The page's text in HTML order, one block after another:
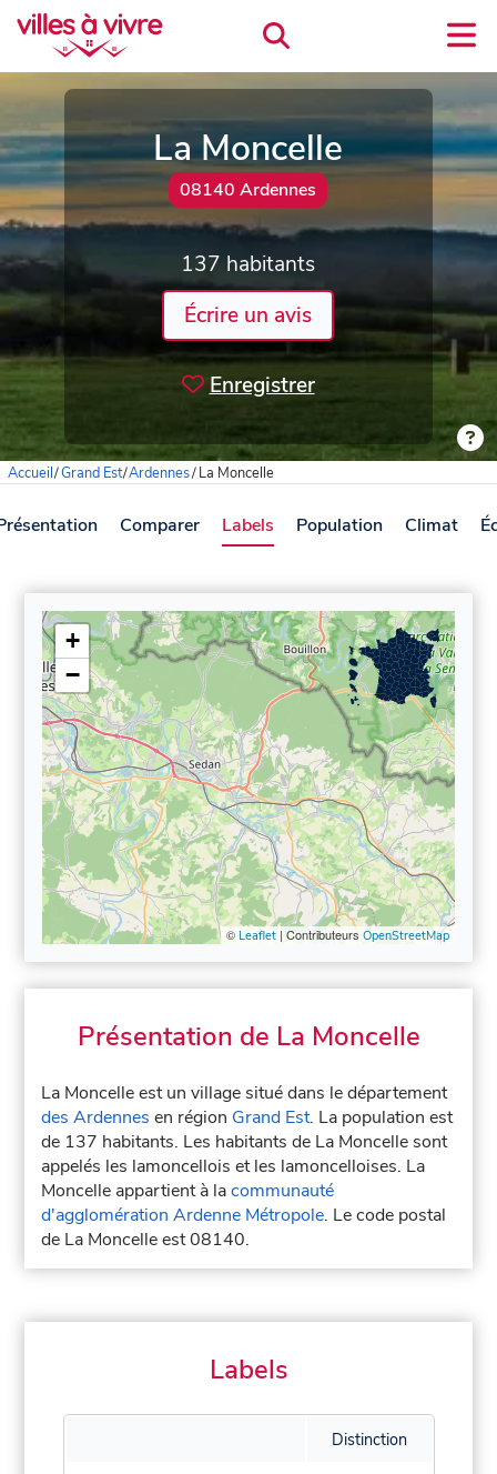
La Moncelle
08140 Ardennes
137 habitants
Écrire un avis
Enregistrer
Accueil/Grand Est/Ardennes/La Moncelle
Comparer Labels Population Climat
+
−
© Leaflet| Contributeurs OpenStreetMap
Présentation de La Moncelle
La Moncelle est un village situé dans le département
des Ardennes en région Grand Est. La population est
de 137 habitants. Les habitants de La Moncelle sont
appelés les lamoncellois et les lamoncelloises. La
Moncelle appartient à lacommunauté
d'agglomération Ardenne Métropole. Le code postal
de La Moncelle est 08140.
Labels
Distinction